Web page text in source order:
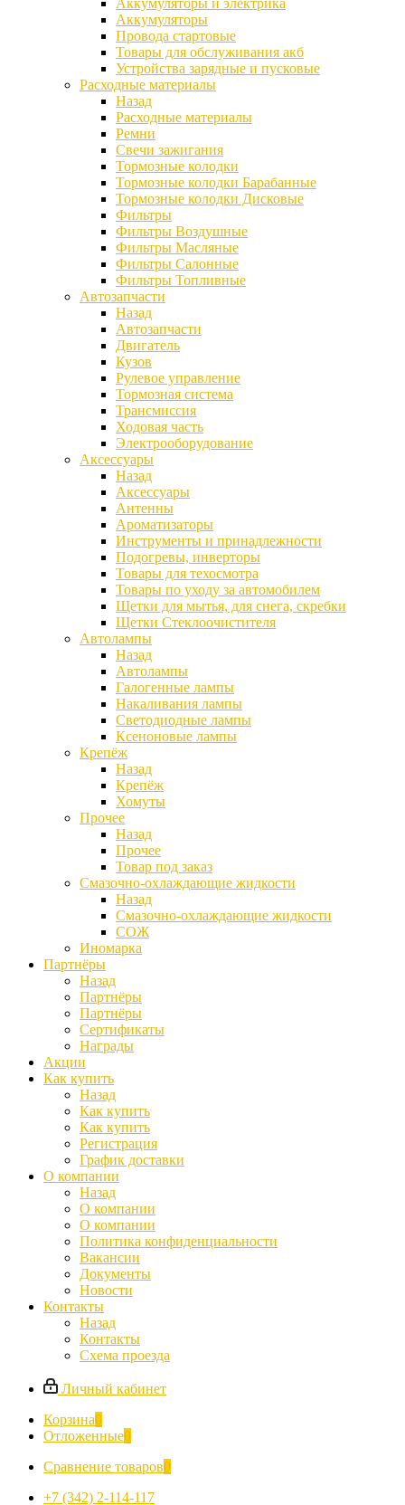
Аккумуляторы и электрика
Аккумуляторы
Провода стартовые
Товары для обслуживания акб
Устройства зарядные и пусковые
Расходные материалы
Назад
Расходные материалы
Ремни
Свечи зажигания
Тормозные колодки
Тормозные колодки Барабанные
Тормозные колодки Дисковые
Фильтры
Фильтры Воздушные
Фильтры Масляные
Фильтры Салонные
Фильтры Топливные
Автозапчасти
Назад
Автозапчасти
Двигатель
Кузов
Рулевое управление
Тормозная система
Трансмиссия
Ходовая часть
Электрооборудование
Аксессуары
Назад
Аксессуары
Антенны
Ароматизаторы
Инструменты и принадлежности
Подогревы, инверторы
Товары для техосмотра
Товары по уходу за автомобилем
Щетки для мытья, для снега, скребки
Щетки Стеклоочистителя
Автолампы
Назад
Автолампы
Галогенные лампы
Накаливания лампы
Светодиодные лампы
Ксеноновые лампы
Крепёж
Назад
Крепёж
Хомуты
Прочее
Назад
Прочее
Товар под заказ
Смазочно-охлаждающие жидкости
Назад
Смазочно-охлаждающие жидкости
СОЖ
Иномарка
Партнёры
Назад
Партнёры
Партнёры
Сертификаты
Награды
Акции
Как купить
Назад
Как купить
Как купить
Регистрация
График доставки
О компании
Назад
О компании
О компании
Политика конфиденциальности
Вакансии
Документы
Новости
Контакты
Назад
Контакты
Схема проезда
Личный кабинет
Корзина0
Отложенные0
Сравнение товаров0
+7 (342) 2-114-117